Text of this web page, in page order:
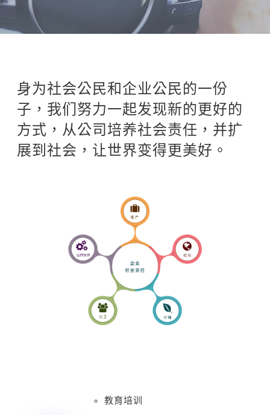
身为社会公民和企业公民的一份
子，我们努力一起发现新的更好的
方式，从公司培养社会责任，并扩
展到社会，让世界变得更美好。
教育培训